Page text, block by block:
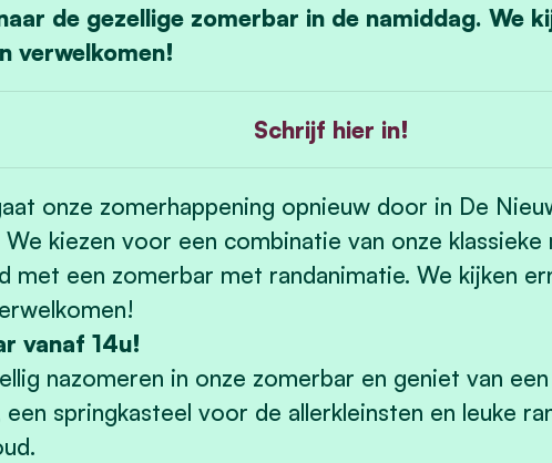
de gezellige zomerbar in de namiddag. We
verwelkomen!
Schrijf hier in!
onze zomerhappening opnieuw door in De
We kiezen voor een combinatie van onze klassieke
met een zomerbar met randanimatie. We kijken
vanaf 14u!
nazomeren in onze zomerbar en geniet van
een springkasteel voor de allerkleinsten en leuke